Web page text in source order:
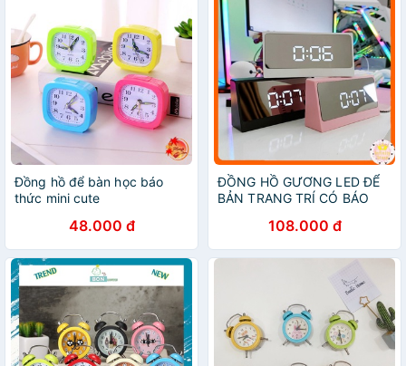
Đồng hồ để bàn học báo
thức mini cute
48.000 đ
ĐỒNG HỒ GƯƠNG LED ĐỂ
BẢN TRANG TRÍ CÓ BÁO
NHẤT THỊ TRƯỜNG INFINY
DECOR
108.000 đ